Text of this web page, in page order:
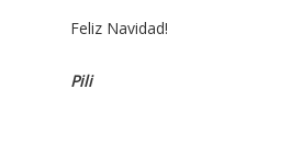
Feliz Navidad!
Pili